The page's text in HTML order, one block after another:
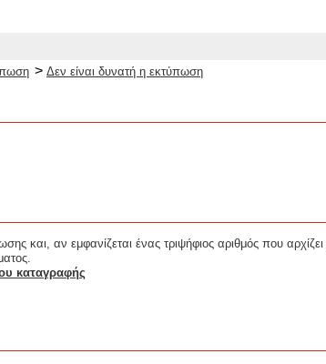
> Δεν είναι δυνατή η εκτύπωση
και, αν εμφανίζεται ένας τριψήφιος αριθμός που
καταγραφής